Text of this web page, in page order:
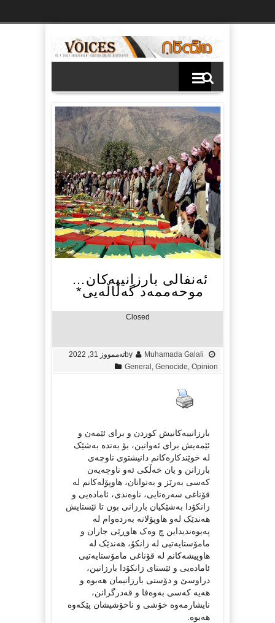
ئەنفالی بارزانییەکان…
موحەممەد گەڵاڵەیی*
Closed
by Muhamada Galali
تەممووز 31, 2022
General Genocide Opinion
بارزانییەکانیش کوردن و برای ئێمەن و
ئێمەیش برای ئەوانین، بۆ بەندە بەشێک
لە خوێندکارەکانم دانیشتوی ناوچەی
بارزانن و یان خەڵکی ئەو ناوچەیەن
کەسی بەرێز و بەتوانان، ھاوپۆلەکانم لە
قۆناغی سەرەتایی، ناوەندی، ئامادەیی و
زانکۆدا بەشێکیان بارزانی بون تا ئێستایش
ھەندێک لەو ھاوپۆلانە بەردەوام لە
پەیوەندیداین چ وەک ھاوڕێی جاران و
مامۆستایەتیی لە زانکۆ، ھەندێک لە
ھاوپیشەکانم لە قۆناغی مامۆستایەتیی
ئامادەیی و ئێستای زانکۆدا بارزانین،
دراوسێ و دۆستی بارزانیمان ھەبوە و
ھەیە کەسی بەوەفا و قەدرگرانن،
نایشارمەوە خۆشی و ناخۆشیشان پێکەوە
ھەبوە.